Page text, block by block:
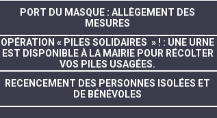
PORT DU MASQUE : ALLÈGEMENT DES
MESURES
OPÉRATION « PILES SOLIDAIRES » ! : UNE URNE
EST DISPONIBLE À LA MAIRIE POUR RÉCOLTER
VOS PILES USAGÉES.
RECENCEMENT DES PERSONNES ISOLÉES ET
DE BÉNÉVOLES